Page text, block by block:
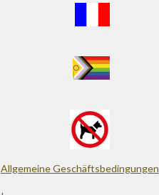
Allgemeine Geschäftsbedingungen